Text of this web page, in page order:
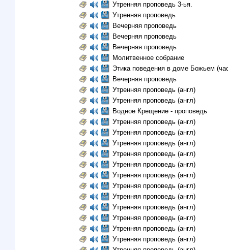
Утренняя проповедь 3-ья.
Утренняя проповедь
Вечерняя проповедь
Вечерняя проповедь
Вечерняя проповедь
Молитвенное собрание
Этика поведения в доме Божьем
Вечерняя проповедь
Утренняя проповедь (англ)
Утренняя проповедь (англ)
Водное Крещение - проповедь
Утренняя проповедь (англ)
Утренняя проповедь (англ)
Утренняя проповедь (англ)
Утренняя проповедь (англ)
Утренняя проповедь (англ)
Утренняя проповедь (англ)
Утренняя проповедь (англ)
Утренняя проповедь (англ)
Утренняя проповедь (англ)
Утренняя проповедь (англ)
Утренняя проповедь (англ)
Утренняя проповедь (англ)